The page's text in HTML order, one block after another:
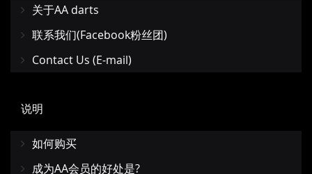
关于AA darts
联系我们(Facebook粉丝团)
Contact Us (E-mail)
说明
如何购买
成为AA会员的好处是?